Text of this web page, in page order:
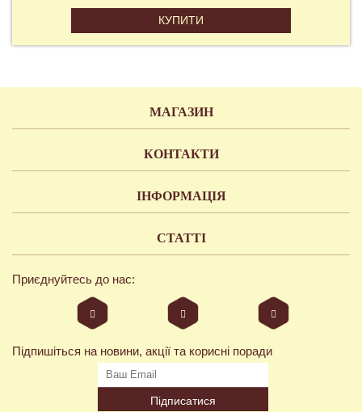
КУПИТИ
МАГАЗИН
КОНТАКТИ
ІНФОРМАЦІЯ
СТАТТІ
Приєднуйтесь до нас:
Підпишіться на новини, акції та корисні поради
Підписатися